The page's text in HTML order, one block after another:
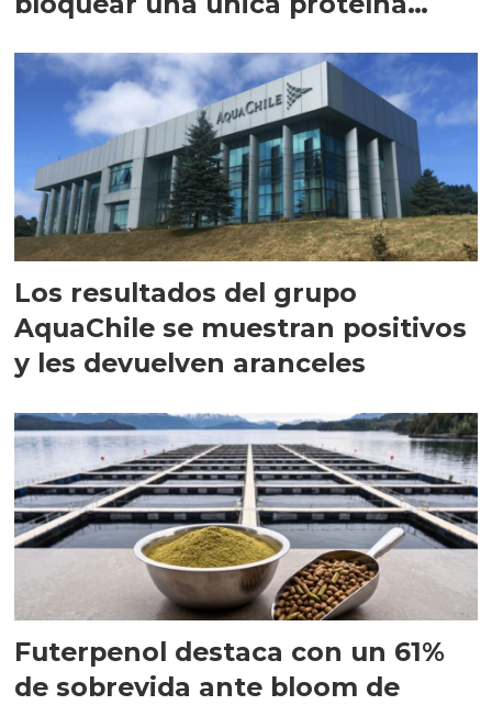
Los resultados del grupo
AquaChile se muestran positivos
y les devuelven aranceles
Futerpenol destaca con un 61%
de sobrevida ante bloom de